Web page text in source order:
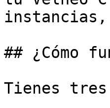
## ¿Cómo
Tienes tres